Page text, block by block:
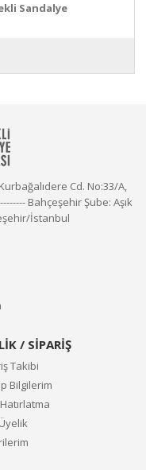
Sandalye
Cd. No:33/A,
Bahçeşehir Şube: Aşık
İstanbul
/ SİPARİŞ
Takibi
Bilgilerim